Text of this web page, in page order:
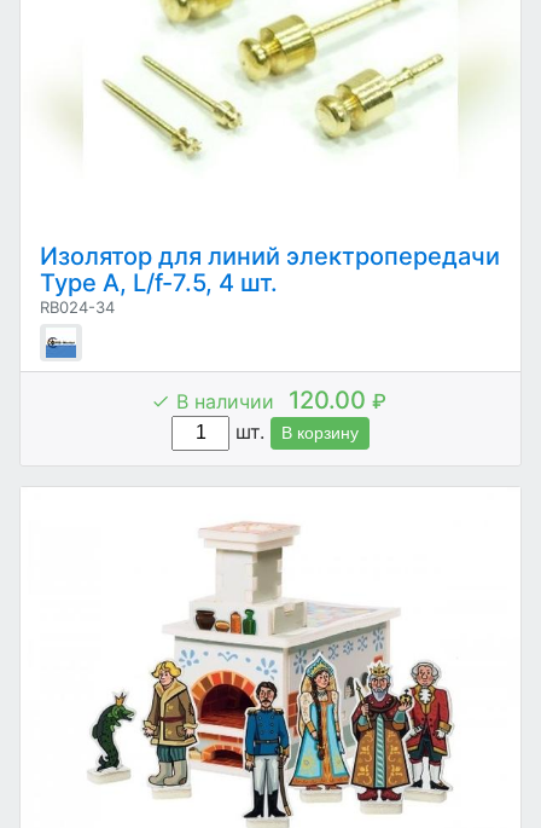
Изолятор для линий электропередачи
Type А, L/f-7.5, 4 шт.
RB024-34
В наличии 120.00 ₽
шт.
В корзину